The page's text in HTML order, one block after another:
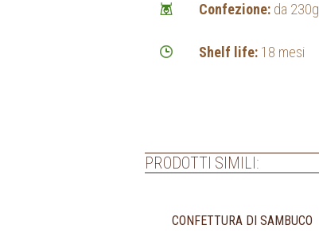
Confezione: da 230g
Shelf life: 18 mesi
PRODOTTI SIMILI:
CONFETTURA DI SAMBUCO